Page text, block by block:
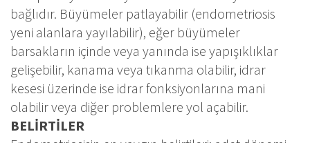
bağlıdır. Büyümeler patlayabilir (endometriosis
yeni alanlara yayılabilir), eğer büyümeler
barsakların içinde veya yanında ise yapışıklıklar
gelişebilir, kanama veya tıkanma olabilir, idrar
kesesi üzerinde ise idrar fonksiyonlarına mani
olabilir veya diğer problemlere yol açabilir.
BELİRTİLER